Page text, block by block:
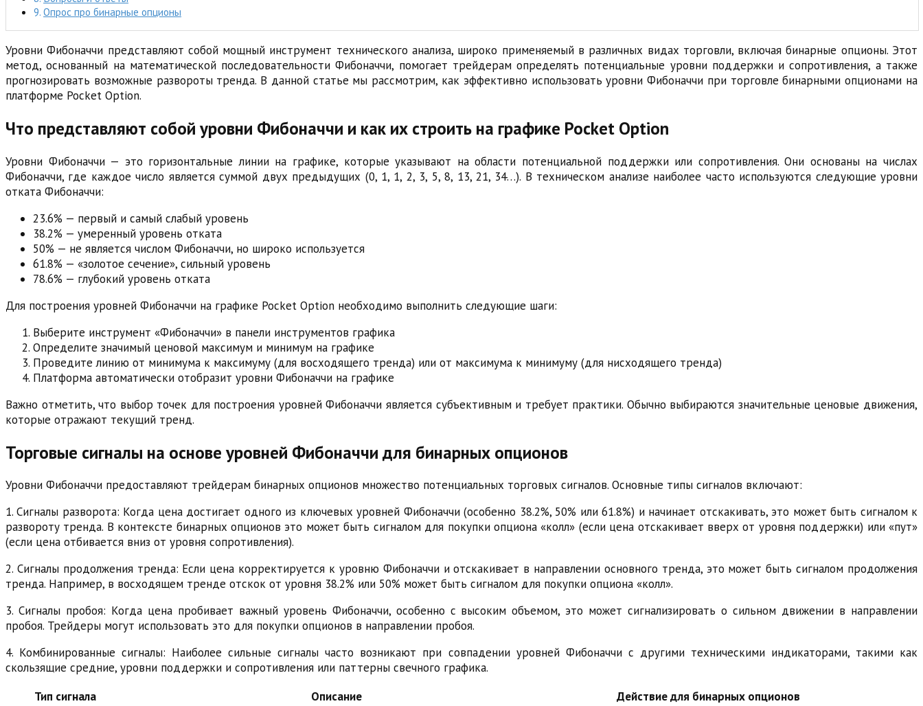
Опрос про бинарные опционы
Уровни Фибоначчи представляют собой мощный инструмент технического анализа, широко применяемый в различных видах торговли, включая бинарные опционы. Этот
метод, основанный на математической последовательности Фибоначчи, помогает трейдерам определять потенциальные уровни поддержки и сопротивления, а также
прогнозировать возможные развороты тренда. В данной статье мы рассмотрим, как эффективно использовать уровни Фибоначчи при торговле бинарными опционами на
платформе Pocket Option.
Что представляют собой уровни Фибоначчи и как их строить на графике Pocket Option
Уровни Фибоначчи — это горизонтальные линии на графике, которые указывают на области потенциальной поддержки или сопротивления. Они основаны на числах
Фибоначчи, где каждое число является суммой двух предыдущих (0, 1, 1, 2, 3, 5, 8, 13, 21, 34…). В техническом анализе наиболее часто используются следующие уровни
отката Фибоначчи:
23.6% — первый и самый слабый уровень
38.2% — умеренный уровень отката
50% — не является числом Фибоначчи, но широко используется
61.8% — «золотое сечение», сильный уровень
78.6% — глубокий уровень отката
Для построения уровней Фибоначчи на графике Pocket Option необходимо выполнить следующие шаги:
Выберите инструмент «Фибоначчи» в панели инструментов графика
Определите значимый ценовой максимум и минимум на графике
Проведите линию от минимума к максимуму (для восходящего тренда) или от максимума к минимуму (для нисходящего тренда)
Платформа автоматически отобразит уровни Фибоначчи на графике
Важно отметить, что выбор точек для построения уровней Фибоначчи является субъективным и требует практики. Обычно выбираются значительные ценовые движения,
которые отражают текущий тренд.
Торговые сигналы на основе уровней Фибоначчи для бинарных опционов
Уровни Фибоначчи предоставляют трейдерам бинарных опционов множество потенциальных торговых сигналов. Основные типы сигналов включают:
1. Сигналы разворота: Когда цена достигает одного из ключевых уровней Фибоначчи (особенно 38.2%, 50% или 61.8%) и начинает отскакивать, это может быть сигналом к
развороту тренда. В контексте бинарных опционов это может быть сигналом для покупки опциона «колл» (если цена отскакивает вверх от уровня поддержки) или «пут»
(если цена отбивается вниз от уровня сопротивления).
2. Сигналы продолжения тренда: Если цена корректируется к уровню Фибоначчи и отскакивает в направлении основного тренда, это может быть сигналом продолжения
тренда. Например, в восходящем тренде отскок от уровня 38.2% или 50% может быть сигналом для покупки опциона «колл».
3. Сигналы пробоя: Когда цена пробивает важный уровень Фибоначчи, особенно с высоким объемом, это может сигнализировать о сильном движении в направлении
пробоя. Трейдеры могут использовать это для покупки опционов в направлении пробоя.
4. Комбинированные сигналы: Наиболее сильные сигналы часто возникают при совпадении уровней Фибоначчи с другими техническими индикаторами, такими как
скользящие средние, уровни поддержки и сопротивления или паттерны свечного графика.
Тип сигнала
Описание
Действие для бинарных опционов